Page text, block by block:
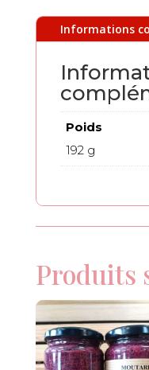
fine
tomateInformations
Poids
192 g
Produits